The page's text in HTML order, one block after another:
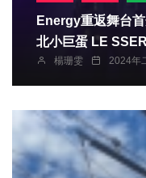
Energy重返舞台
北小巨蛋 LE
楊珊雯 2024年